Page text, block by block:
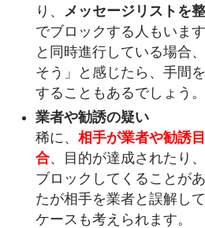
り、 メッセージリストを
でブロックする人もいま
と同時進行している場合
そう」と感じたら、手間
することもあるでしょう。
業者や勧誘の疑い
稀に、 相手が業者や勧誘
合、目的が達成されたり
ブロックしてくることが
たが相手を業者と誤解し
ケースも考えられます。